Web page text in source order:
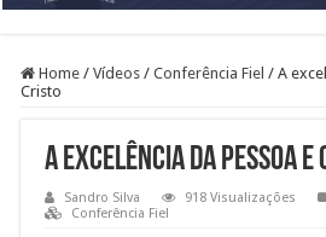
Home / Vídeos / Conferência Fiel / A
Cristo
A excelência da pessoa
Sandro Silva 918 Visualizações
Conferência Fiel